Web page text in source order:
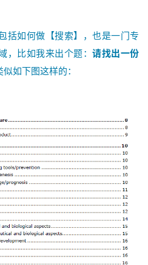
括如何做【搜索】，也是一门专
，比如我来出个题： 请找出一份
似如下图这样的：